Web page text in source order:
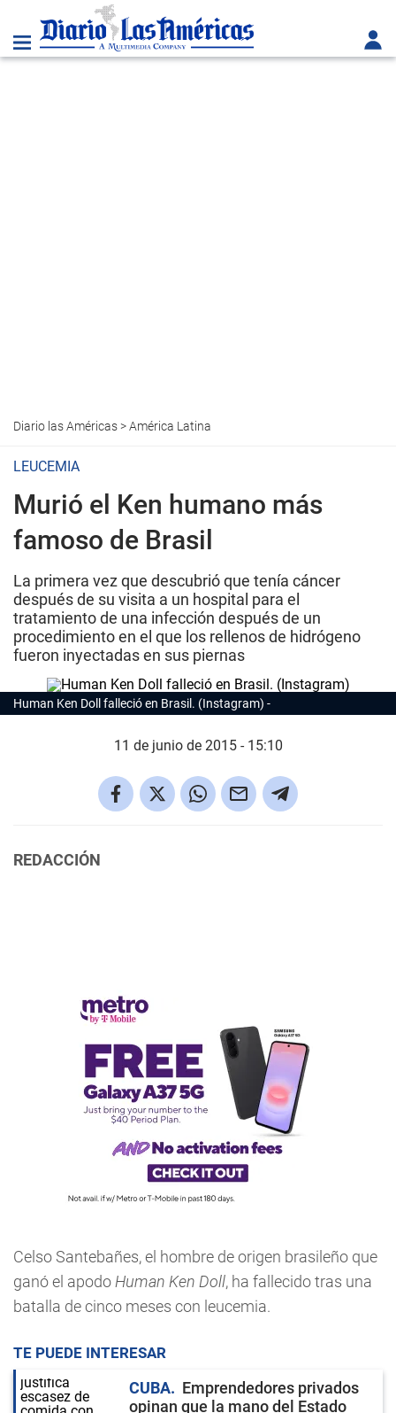
Diario las Américas>América Latina
LEUCEMIA
Murió el Ken humano más
famoso de Brasil
La primera vez que descubrió que tenía cáncer
después de su visita a un hospital para el
tratamiento de una infección después de un
procedimiento en el que los rellenos de hidrógeno
fueron inyectadas en sus piernas
Human Ken Doll falleció en Brasil. (Instagram)
11 de junio de 2015 - 15:10
REDACCIÓN
Celso Santebañes, el hombre de origen brasileño que
ganó el apodo Human Ken Doll, ha fallecido tras una
batalla de cinco meses con leucemia.
TE PUEDE INTERESAR
CUBA
Emprendedores privados
opinan que la mano del Estado